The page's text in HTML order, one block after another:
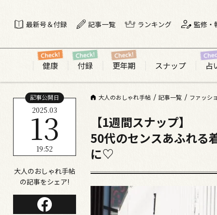
最新号＆付録 記事一覧 ランキング 監修・
健康 付録 更年期 スナップ 占
記事公開日
2025.03
13
19:52
大人のおしゃれ手帖
の記事をシェア!
大人のおしゃれ手帖 記事一覧 ファッシ
【1週間スナップ】
50代のセンスあふれる
に♡